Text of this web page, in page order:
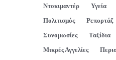
Ντοκιμαντέρ
Υγεία
Πολιτισμός
Ρεπορτάζ
Συνομωσίες
Ταξίδια
Μικρές Αγγελίες